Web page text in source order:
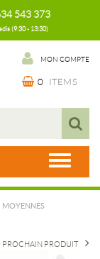
543 373
(9:30 - 13:30)
MON COMPTE
0 ITEMS
MOYENNES
PROCHAIN PRODUIT